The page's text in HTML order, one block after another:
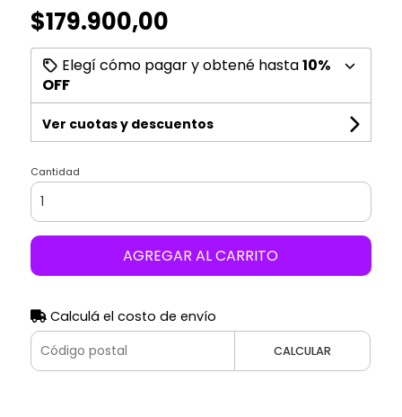
$179.900,00
Elegí cómo pagar y obtené hasta10%
OFF
Ver cuotas y descuentos
Cantidad
AGREGAR AL CARRITO
Calculá el costo de envío
CALCULAR